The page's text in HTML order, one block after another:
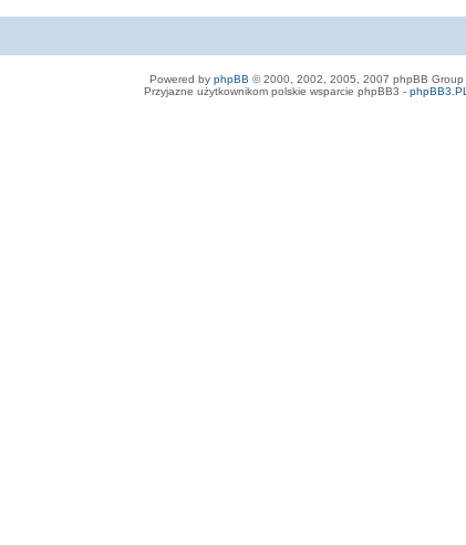
Powered by phpBB © 2000, 2002, 2005, 2007 phpBB Group
Przyjazne użytkownikom polskie wsparcie phpBB3 - phpBB3.PL